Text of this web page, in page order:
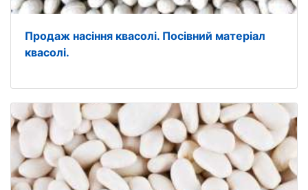
Продаж насіння квасолі. Посівний матеріал
квасолі.